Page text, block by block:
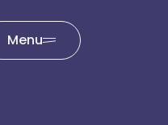
Menu